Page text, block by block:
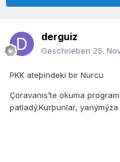
derguiz
Geschrieben 25.
PKK ateþindeki bir Nurcu
Çoravanis’te okuma
patladý.Kurþunlar,